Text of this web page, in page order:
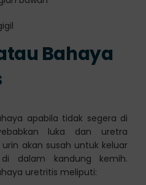
Bahaya
apabila tidak segera di
luka dan uretra
akan susah untuk keluar
dalam kandung kemih.
uretritis meliputi: